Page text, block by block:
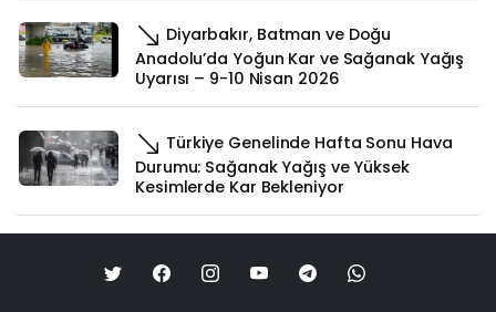
Diyarbakır, Batman ve Doğu
Anadolu’da Yoğun Kar ve Sağanak Yağış
Uyarısı – 9-10 Nisan 2026
Türkiye Genelinde Hafta Sonu Hava
Durumu: Sağanak Yağış ve Yüksek
Kesimlerde Kar Bekleniyor